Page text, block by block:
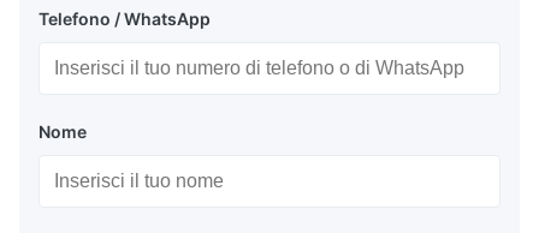
Telefono / WhatsApp
Nome